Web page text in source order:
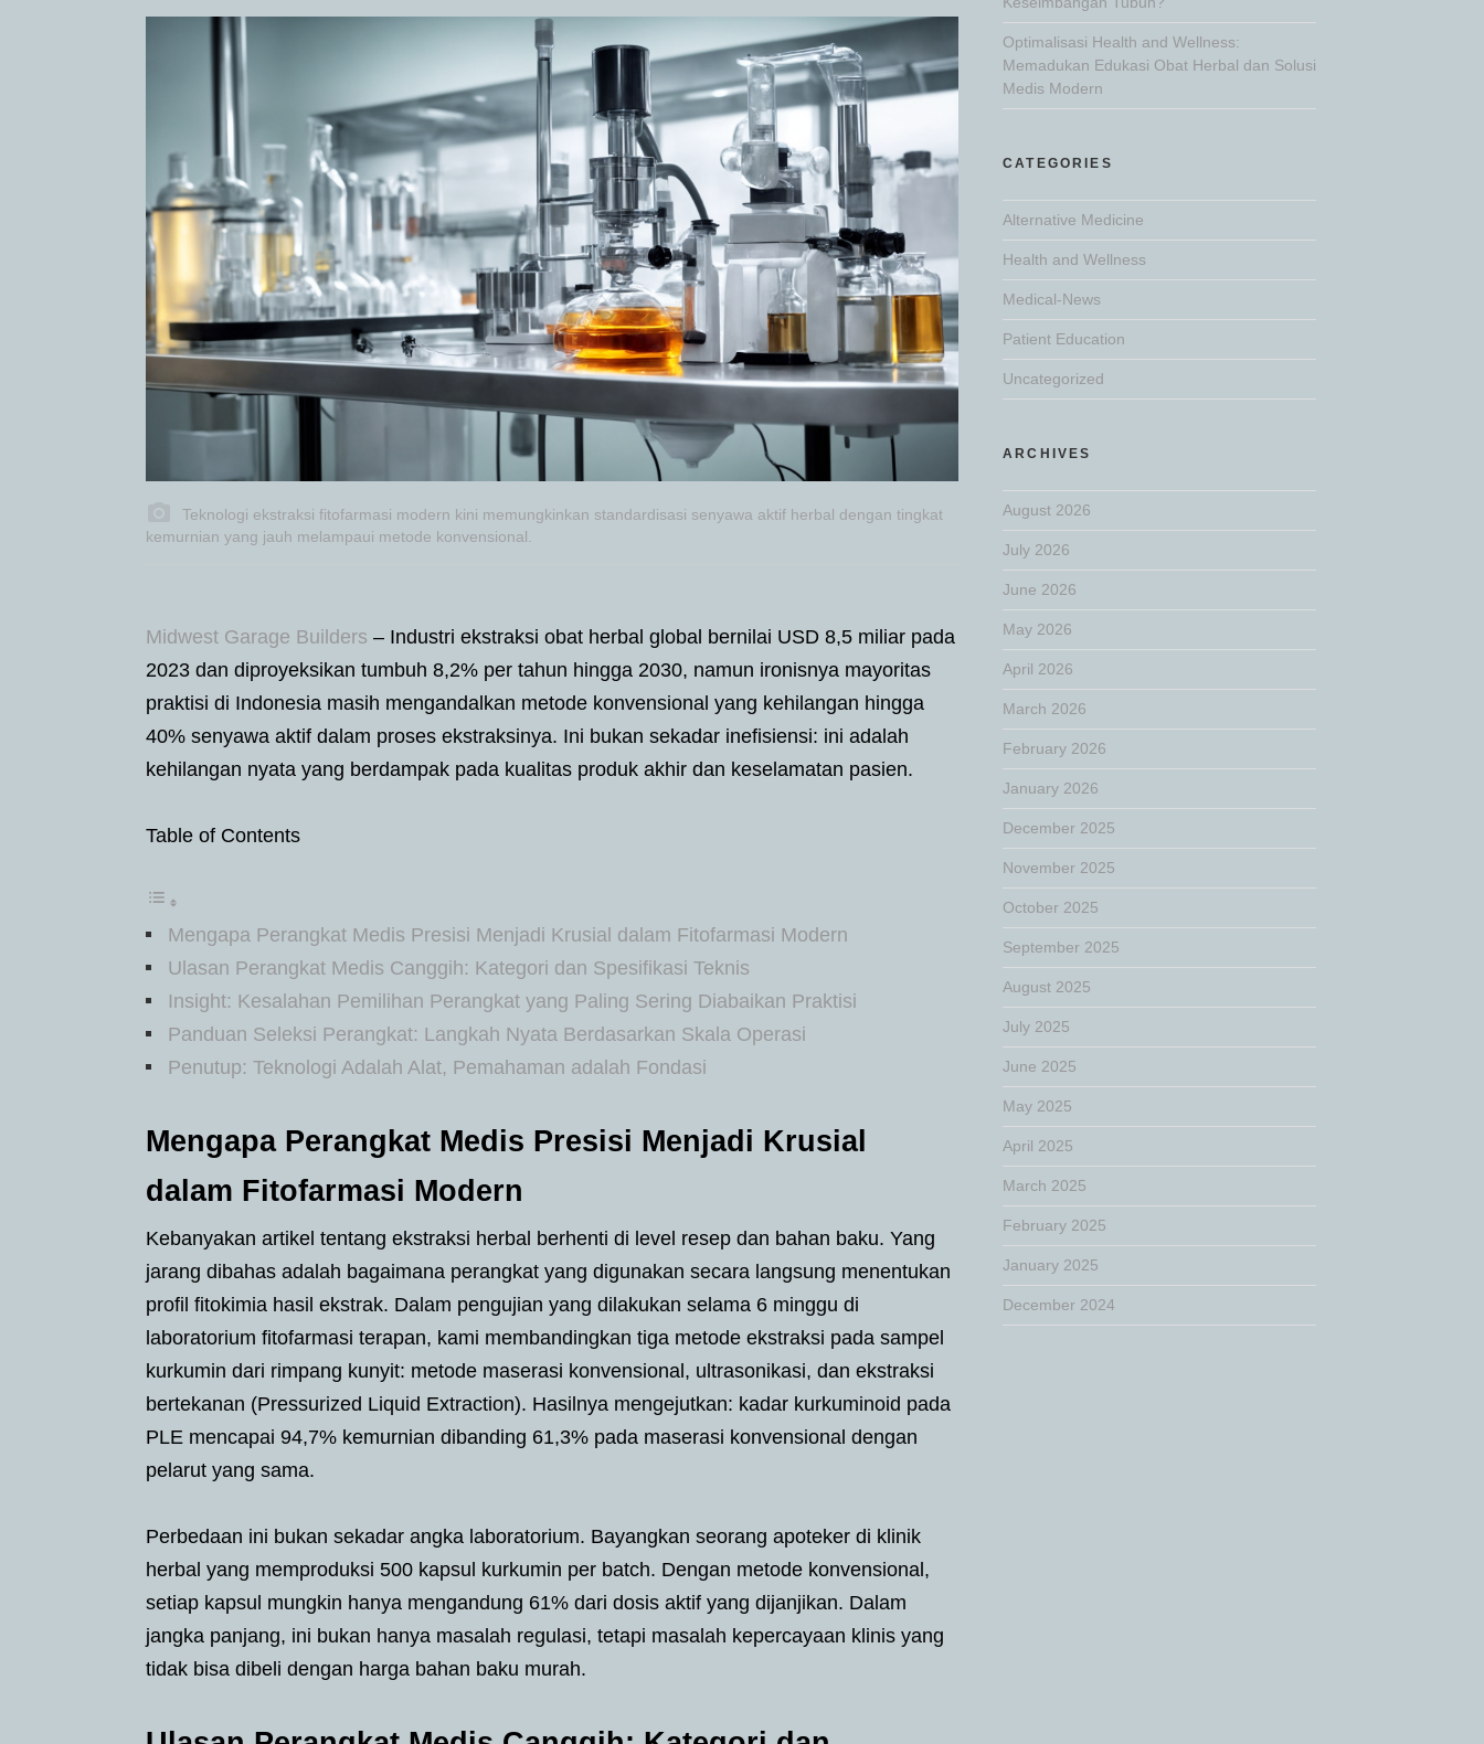
Teknologi ekstraksi fitofarmasi modern kini memungkinkan standardisasi senyawa aktif herbal dengan tingkat
kemurnian yang jauh melampaui metode konvensional.
Midwest Garage Builders – Industri ekstraksi obat herbal global bernilai USD 8,5 miliar pada
2023 dan diproyeksikan tumbuh 8,2% per tahun hingga 2030, namun ironisnya mayoritas
praktisi di Indonesia masih mengandalkan metode konvensional yang kehilangan hingga
40% senyawa aktif dalam proses ekstraksinya. Ini bukan sekadar inefisiensi: ini adalah
kehilangan nyata yang berdampak pada kualitas produk akhir dan keselamatan pasien.
Table of Contents
Mengapa Perangkat Medis Presisi Menjadi Krusial dalam Fitofarmasi Modern
Ulasan Perangkat Medis Canggih: Kategori dan Spesifikasi Teknis
Insight: Kesalahan Pemilihan Perangkat yang Paling Sering Diabaikan Praktisi
Panduan Seleksi Perangkat: Langkah Nyata Berdasarkan Skala Operasi
Penutup: Teknologi Adalah Alat, Pemahaman adalah Fondasi
Mengapa Perangkat Medis Presisi Menjadi Krusial
dalam Fitofarmasi Modern
Kebanyakan artikel tentang ekstraksi herbal berhenti di level resep dan bahan baku. Yang
jarang dibahas adalah bagaimana perangkat yang digunakan secara langsung menentukan
profil fitokimia hasil ekstrak. Dalam pengujian yang dilakukan selama 6 minggu di
laboratorium fitofarmasi terapan, kami membandingkan tiga metode ekstraksi pada sampel
kurkumin dari rimpang kunyit: metode maserasi konvensional, ultrasonikasi, dan ekstraksi
bertekanan (Pressurized Liquid Extraction). Hasilnya mengejutkan: kadar kurkuminoid pada
PLE mencapai 94,7% kemurnian dibanding 61,3% pada maserasi konvensional dengan
pelarut yang sama.
Perbedaan ini bukan sekadar angka laboratorium. Bayangkan seorang apoteker di klinik
herbal yang memproduksi 500 kapsul kurkumin per batch. Dengan metode konvensional,
setiap kapsul mungkin hanya mengandung 61% dari dosis aktif yang dijanjikan. Dalam
jangka panjang, ini bukan hanya masalah regulasi, tetapi masalah kepercayaan klinis yang
tidak bisa dibeli dengan harga bahan baku murah.
Optimalisasi Health and Wellness:
Memadukan Edukasi Obat Herbal dan Solusi
Medis Modern
CATEGORIES
Alternative Medicine
Health and Wellness
Medical-News
Patient Education
Uncategorized
ARCHIVES
August 2026
July 2026
June 2026
May 2026
April 2026
March 2026
February 2026
January 2026
December 2025
November 2025
October 2025
September 2025
August 2025
July 2025
June 2025
May 2025
April 2025
March 2025
February 2025
January 2025
December 2024